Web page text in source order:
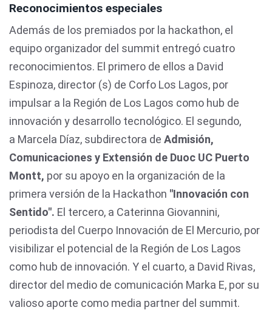
Reconocimientos especiales
Además de los premiados por la hackathon, el
equipo organizador del summit entregó cuatro
reconocimientos. El primero de ellos a David
Espinoza, director (s) de Corfo Los Lagos, por
impulsar a la Región de Los Lagos como hub de
innovación y desarrollo tecnológico. El segundo,
a Marcela Díaz, subdirectora de Admisión,
Comunicaciones y Extensión de Duoc UC Puerto
Montt, por su apoyo en la organización de la
primera versión de la Hackathon "Innovación con
Sentido". El tercero, a Caterinna Giovannini,
periodista del Cuerpo Innovación de El Mercurio, por
visibilizar el potencial de la Región de Los Lagos
como hub de innovación. Y el cuarto, a David Rivas,
director del medio de comunicación Marka E, por su
valioso aporte como media partner del summit.